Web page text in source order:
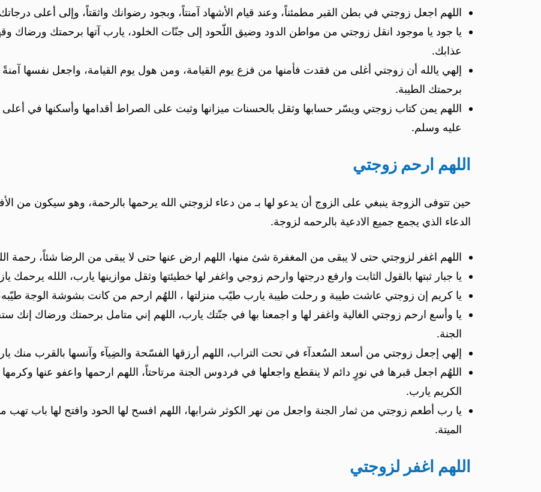
اللهم اجعل زوجتي في بطن القبر مطمئناً، وعند قيام الأشهاد آمنتاً، وبجود رضوانك واثقتاً، وإلى أعلى
يا جود يا موجود انقل زوجتي من مواطن الدود وضيق اللّحود إلى جنّات الخلود، يارب آتها برحمتك ورضاك
عذابك.
إلهي يالله أن زوجتي أغلى من فقدت فأمنها من فزع يوم القيامة، ومن هول يوم القيامة، واجعل نفسها
برحمتك الطيبة.
اللهم يمن كتاب زوجتي ويسّر حسابها وثقل بالحسنات ميزانها وثبت على الصراط أقدامها وأسكنها في
عليه وسلم.
اللهم ارحم زوجتي
حين تتوفى الزوجة ينبغي على الزوج أن يدعو لها بـ من دعاء لزوجتي الله يرحمها بالرحمة، وهو سيكون من
الدعاء الذي يجمع جميع الادعية بالرحمه لزوجة.
اللهم اغفر لزوجتي حتى لا يبقى من المغفرة شئ منها، اللهم ارض عنها حتى لا يبقى من الرضا شئاً، رحمة
يا جبار ثبتها بالقول الثابت وارفع درجتها وارحم زوجي واغفر لها خطيئتها وثقل موازينها يارب، اللله يرحمك
يا كريم إن زوجتي عاشت طيبة و رحلت طيبة يارب طيّب منزلتها ، اللهُم ارحم من كانت بشوشة الوجة
يا وأسع ارحم زوجتي الغالية واغفر لها و اجمعنا بها في جنّتك يارب، اللهم إني متامل برحمتك ورضاك
الجنة.
إلهي إجعل زوجتي من أسعد السُعدآء في تحت التراب، اللهم أرزقها الفسّحة والضِيآء وآنسها بالقرب منك
اللهُم اجعل قبرها في نورٍ دائم لا ينقطع واجعلها في فردوس الجنة مرتاحتاً، اللهم ارحمها واعفو عنها
الكريم يارب.
يا رب أطعم زوجتي من ثمار الجنة واجعل من نهر الكوثر شرابها، اللهم افسح لها الحود وافتح لها باب تهب
الميتة.
اللهم اغفر لزوجتي